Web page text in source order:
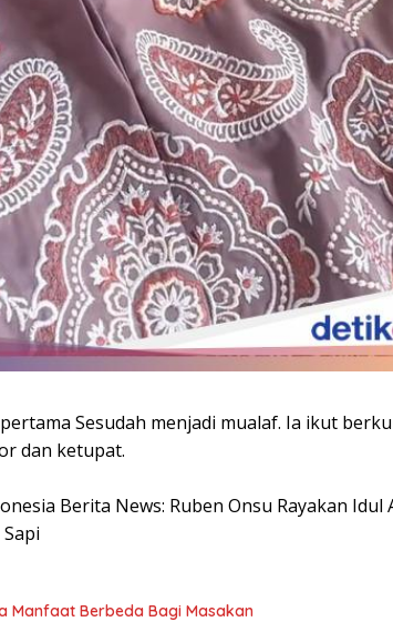
Sesudah menjadi mualaf. Ia ikut
dan ketupat.
Berita News: Ruben Onsu Rayakan Idul
Manfaat Berbeda Bagi Masakan